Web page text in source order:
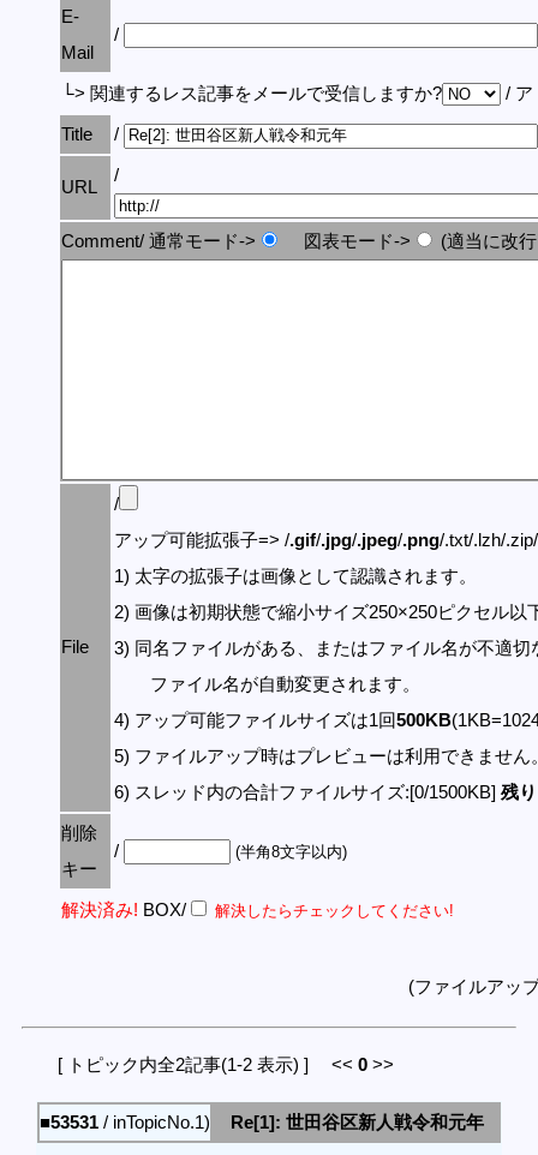
E-
Mail
/
└> 関連するレス記事をメールで受信しますか?
/ ア
Title
/
URL
/
Comment/ 通常モード-> 図表モード-> (適当に改
File
/
アップ可能拡張子=> /.gif/.jpg/.jpeg/.png/.txt/.lzh/
1) 太字の拡張子は画像として認識されます。
2) 画像は初期状態で縮小サイズ250×250ピクセル以
3) 同名ファイルがある、またはファイル名が不適切
ファイル名が自動変更されます。
4) アップ可能ファイルサイズは1回500KB
5) ファイルアップ時はプレビューは利用できません
6) スレッド内の合計ファイルサイズ:[0/1500KB] 残
削除
キー
/ (半角8文字以内)
解決済み! BOX/ 解決したらチェックしてください!
(ファイルアッ
[ トピック内全2記事(1-2 表示) ] << 0 >>
■53531 / inTopicNo.1)
Re[1]: 世田谷区新人戦令和元年